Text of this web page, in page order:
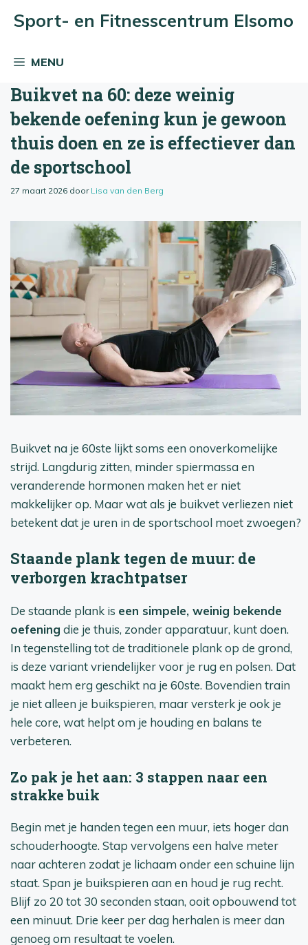
naar
inhoud
Sport- en Fitnesscentrum Elsomo
MENU
Buikvet na 60: deze weinig
bekende oefening kun je gewoon
thuis doen en ze is effectiever dan
de sportschool
27 maart 2026 door Lisa van den Berg
Buikvet na je 60ste lijkt soms een onoverkomelijke
strijd. Langdurig zitten, minder spiermassa en
veranderende hormonen maken het er niet
makkelijker op. Maar wat als je buikvet verliezen niet
betekent dat je uren in de sportschool moet zwoegen?
Staande plank tegen de muur: de
verborgen krachtpatser
De staande plank is een simpele, weinig bekende
oefening die je thuis, zonder apparatuur, kunt doen.
In tegenstelling tot de traditionele plank op de grond,
is deze variant vriendelijker voor je rug en polsen. Dat
maakt hem erg geschikt na je 60ste. Bovendien train
je niet alleen je buikspieren, maar versterk je ook je
hele core, wat helpt om je houding en balans te
verbeteren.
Zo pak je het aan: 3 stappen naar een
strakke buik
Begin met je handen tegen een muur, iets hoger dan
schouderhoogte. Stap vervolgens een halve meter
naar achteren zodat je lichaam onder een schuine lijn
staat. Span je buikspieren aan en houd je rug recht.
Blijf zo 20 tot 30 seconden staan, ooit opbouwend tot
een minuut. Drie keer per dag herhalen is meer dan
genoeg om resultaat te voelen.